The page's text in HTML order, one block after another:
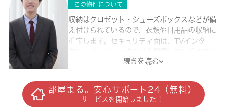
この物件について
収納はクロゼット・シューズボックスなどが備
え付けられているので、衣類や日用品の収納に
重宝します。セキュリティ面は、TVインター
全面でも優れております。不在時でも荷物を受
ックスを備えております。洗濯物を外干しでき
ない時期でも部屋干ししなくて済む浴室乾燥機
が付いております。ご入居予定日は令和8年9
続きを読む
部屋まる。安心サポート24（無料）
サービスを開始しました！